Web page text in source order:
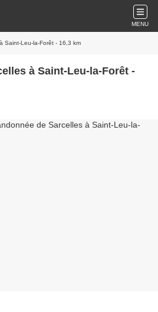
MENU
Saint-Leu-la-Forêt - 16,3 km
à Saint-Leu-la-Forêt -